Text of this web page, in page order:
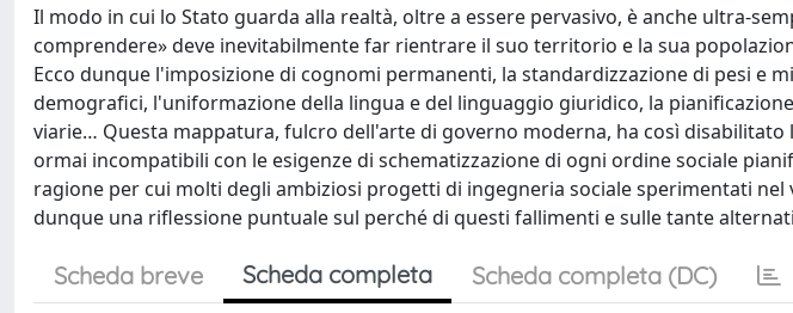
Il modo in cui lo Stato guarda alla realtà, oltre a essere pervasivo, è anche ultra-
comprendere» deve inevitabilmente far rientrare il suo territorio e la sua
Ecco dunque l'imposizione di cognomi permanenti, la standardizzazione di pesi e
demografici, l'uniformazione della lingua e del linguaggio giuridico, la
viarie… Questa mappatura, fulcro dell'arte di governo moderna, ha così
ormai incompatibili con le esigenze di schematizzazione di ogni ordine sociale
ragione per cui molti degli ambiziosi progetti di ingegneria sociale sperimentati
dunque una riflessione puntuale sul perché di questi fallimenti e sulle tante
Scheda breve Scheda completa Scheda completa (DC)